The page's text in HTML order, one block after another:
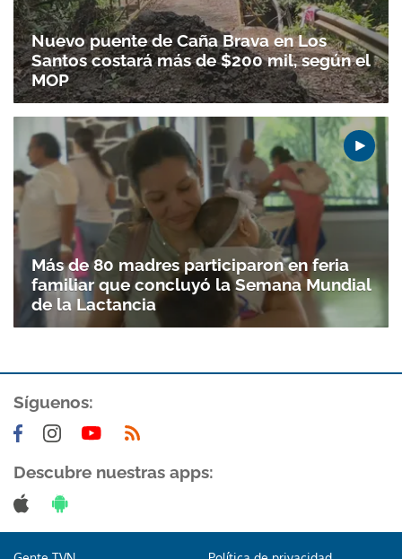
Nuevo puente de Caña Brava en Los
Santos costará más de $200 mil, según el
MOP
Más de 80 madres participaron en feria
familiar que concluyó la Semana Mundial
de la Lactancia
Síguenos:
Descubre nuestras apps: